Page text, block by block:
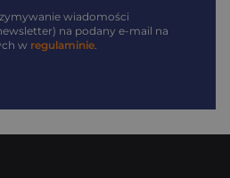
wiadomości
na podany e-mail na
w regulaminie